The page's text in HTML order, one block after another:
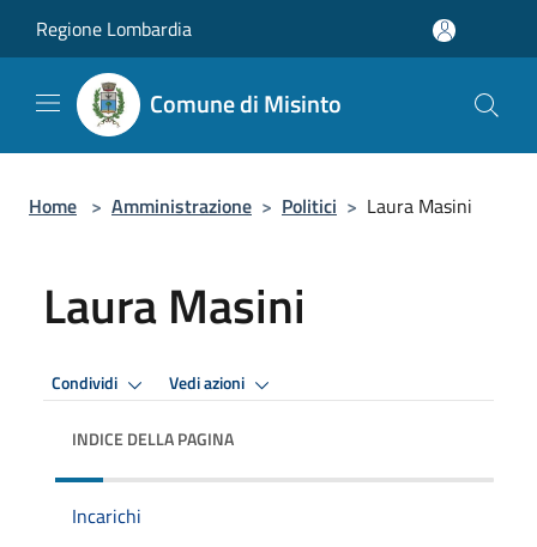
Regione Lombardia
Comune di Misinto
Home > Amministrazione > Politici > Laura Masini
Laura Masini
Condividi Vedi azioni
INDICE DELLA PAGINA
Incarichi